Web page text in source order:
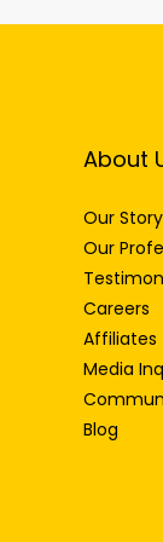
About
Our Story
Our
Careers
Affiliates
Media
Blog